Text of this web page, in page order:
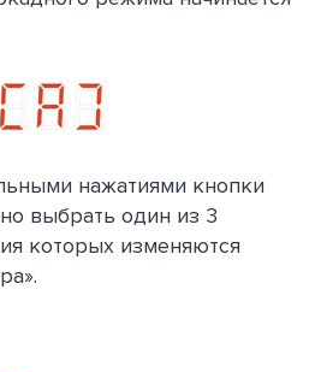
нажатиями кнопки
выбрать один из 3
которых изменяются